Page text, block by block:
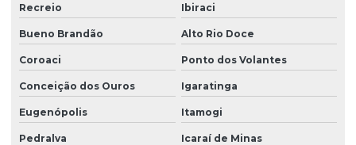
Recreio Ibiraci
Bueno Brandão Alto Rio Doce
Coroaci Ponto dos Volantes
Conceição dos Ouros Igaratinga
Eugenópolis Itamogi
Pedralva Icaraí de Minas